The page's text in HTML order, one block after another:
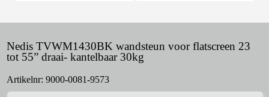
Nedis TVWM1430BK wandsteun voor flatscreen 23
tot 55” draai- kantelbaar 30kg
Artikelnr: 9000-0081-9573